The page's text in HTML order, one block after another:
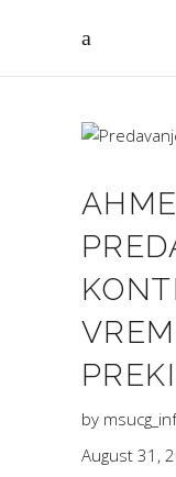
by
August 31,